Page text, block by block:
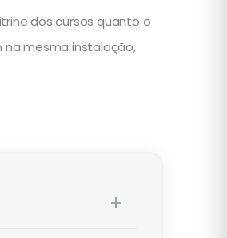
dos cursos quanto o
na mesma instalação,